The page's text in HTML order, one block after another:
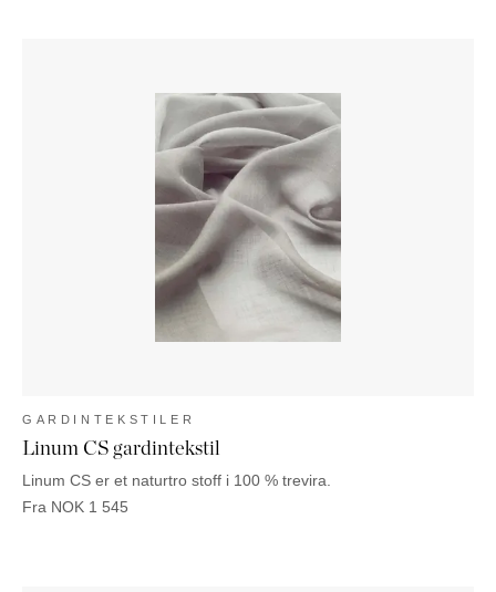
GARDINTEKSTILER
Linum CS gardintekstil
Linum CS er et naturtro stoff i 100 % trevira.
Fra NOK 1 545